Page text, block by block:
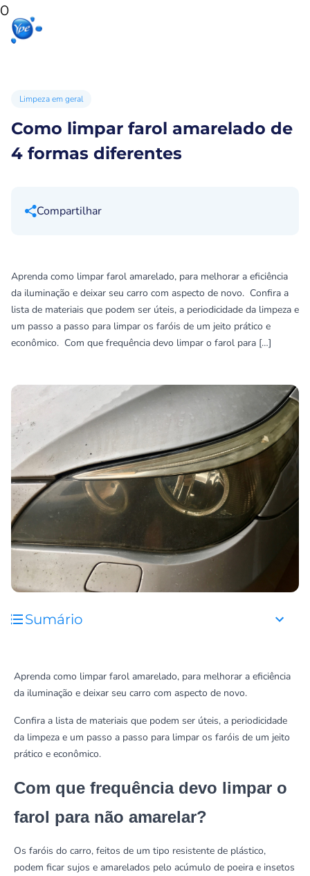
0
Limpeza em geral
Como limpar farol amarelado de
4 formas diferentes
Compartilhar
Aprenda como limpar farol amarelado, para melhorar a eficiência
da iluminação e deixar seu carro com aspecto de novo. Confira a
lista de materiais que podem ser úteis, a periodicidade da limpeza e
um passo a passo para limpar os faróis de um jeito prático e
econômico. Com que frequência devo limpar o farol para […]
Sumário
Aprenda como limpar farol amarelado, para melhorar a eficiência
da iluminação e deixar seu carro com aspecto de novo.
Confira a lista de materiais que podem ser úteis, a periodicidade
da limpeza e um passo a passo para limpar os faróis de um jeito
prático e econômico.
Com que frequência devo limpar o
farol para não amarelar?
Os faróis do carro, feitos de um tipo resistente de plástico,
podem ficar sujos e amarelados pelo acúmulo de poeira e insetos